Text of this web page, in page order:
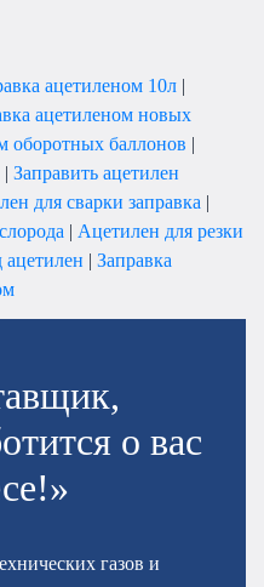
ацетиленом 10л |
ацетиленом новых
оборотных баллонов |
| Заправить ацетилен
для сварки заправка |
| Ацетилен для резки
| Заправка
о вас
газов и